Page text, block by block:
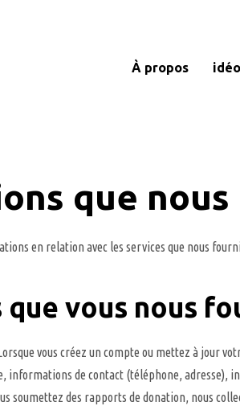
À propos
que
en relation avec les services que nous
vous nous
vous créez un compte ou mettez à jour
informations de contact (téléphone,
soumettez des rapports de donation, nous